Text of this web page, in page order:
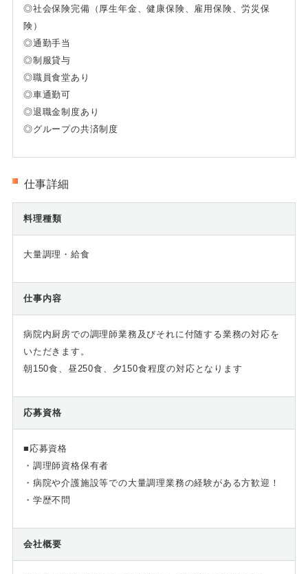
◎社会保険完備（厚生年金、健康保険、雇用保険、労災保
険）
◎通勤手当
◎制服貸与
◎職員食堂あり
◎車通勤可
◎退職金制度あり
◎グループの共済制度
仕事詳細
料理種類
大量調理・給食
仕事内容
病院内厨房での調理師業務及びそれに付随する業務の対応を
いただきます。
朝150食、昼250食、夕150食程度の対応となります
応募資格
■応募資格
・調理師資格保有者
・病院や介護施設等での大量調理業務の経験がある方歓迎！
・学歴不問
会社概要